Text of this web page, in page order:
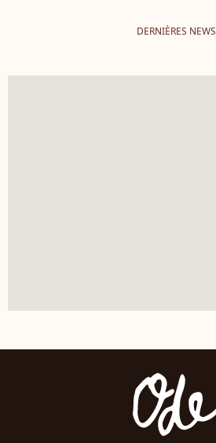
DERNIÈRES NEWS